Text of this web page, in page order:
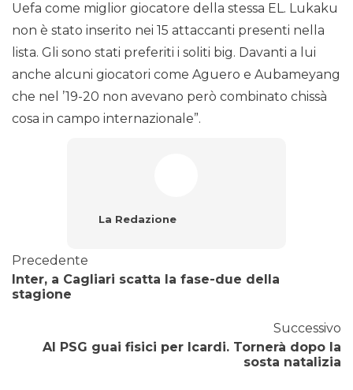
Uefa come miglior giocatore della stessa EL. Lukaku
non è stato inserito nei 15 attaccanti presenti nella
lista. Gli sono stati preferiti i soliti big. Davanti a lui
anche alcuni giocatori come Aguero e Aubameyang
che nel ’19-20 non avevano però combinato chissà
cosa in campo internazionale”.
La Redazione
Precedente
Inter, a Cagliari scatta la fase-due della
stagione
Successivo
Al PSG guai fisici per Icardi. Tornerà dopo la
sosta natalizia